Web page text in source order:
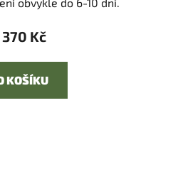
370 Kč
KOŠÍKU